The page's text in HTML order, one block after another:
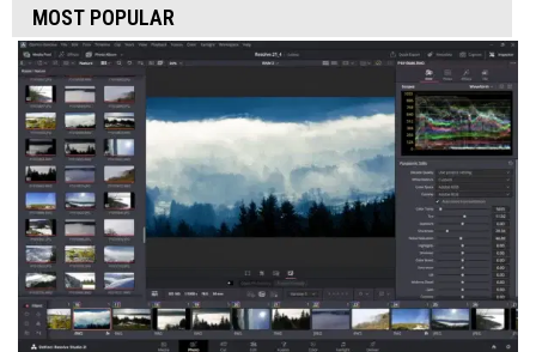
MOST POPULAR